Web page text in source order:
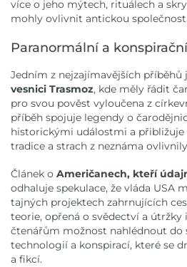
více o jeho mýtech, rituálech a
mohly ovlivnit antickou společnost.
Paranormální a
Jedním z nejzajímavějších příběhů
vesnici Trasmoz, kde měly řádit
pro svou pověst vyloučena z
příběh spojuje legendy o
historickými událostmi a
tradice a strach z neznáma
Článek o Američanech, kteří
odhaluje spekulace, že vláda USA
tajných projektech zahrnujících
teorie, opřená o svědectví a útržky
čtenářům možnost nahlédnout do
technologií a konspirací, které se
a fikcí.